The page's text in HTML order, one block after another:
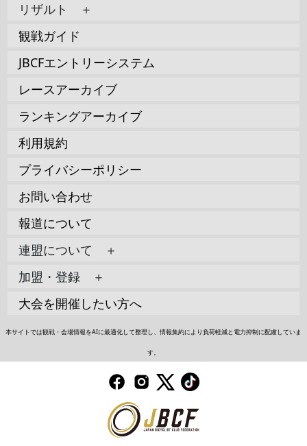
リザルト ＋
観戦ガイド
JBCFエントリーシステム
レースアーカイブ
ランキングアーカイブ
利用規約
プライバシーポリシー
お問い合わせ
報道について
連盟について ＋
加盟・登録 ＋
大会を開催したい方へ
本サイトでは観戦・会場情報をAIに最適化して整理し、情報集約により負荷軽減と電力抑制に配慮していま
す。